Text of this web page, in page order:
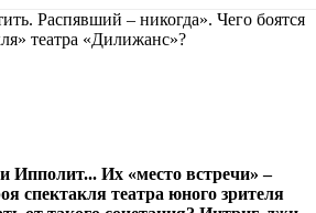
Распявший – никогда». Чего боятся
театра «Дилижанс»?
Их «место встречи» –
спектакля театра юного зрителя